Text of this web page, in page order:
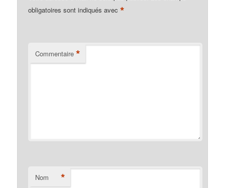
obligatoires sont indiqués avec*
Commentaire *
Nom *